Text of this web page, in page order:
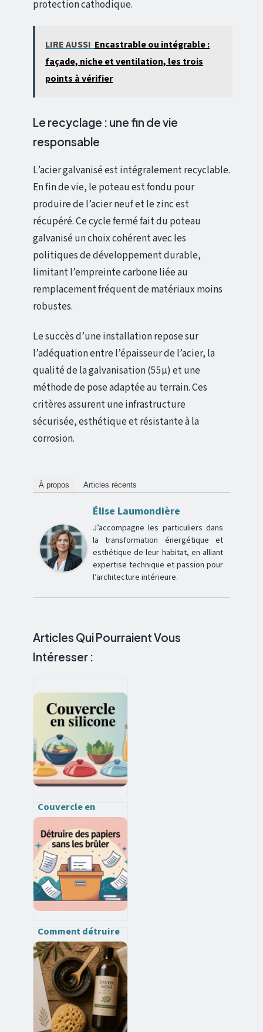
protection cathodique.
LIRE AUSSI Encastrable ou intégrable :
façade, niche et ventilation, les trois
points à vérifier
Le recyclage : une fin de vie
responsable
L’acier galvanisé est intégralement recyclable.
En fin de vie, le poteau est fondu pour
produire de l’acier neuf et le zinc est
récupéré. Ce cycle fermé fait du poteau
galvanisé un choix cohérent avec les
politiques de développement durable,
limitant l’empreinte carbone liée au
remplacement fréquent de matériaux moins
robustes.
Le succès d’une installation repose sur
l’adéquation entre l’épaisseur de l’acier, la
qualité de la galvanisation (55µ) et une
méthode de pose adaptée au terrain. Ces
critères assurent une infrastructure
sécurisée, esthétique et résistante à la
corrosion.
À propos Articles récents
Élise Laumondière
J’accompagne les particuliers dans
la transformation énergétique et
esthétique de leur habitat, en alliant
expertise technique et passion pour
l’architecture intérieure.
Articles Qui Pourraient Vous
Intéresser :
Couvercle en
silicone : usages,
avantages et
conseils pour bien
choisir
Comment détruire
des papiers sans les
brûler en toute
sécurité